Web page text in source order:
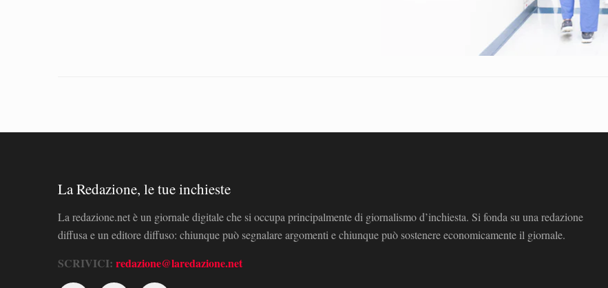
La Redazione, le tue inchieste
La redazione.net è un giornale digitale che si occupa principalmente di giornalismo d’inchiesta. Si fonda su una redazione
diffusa e un editore diffuso: chiunque può segnalare argomenti e chiunque può sostenere economicamente il giornale.
SCRIVICI: redazione@laredazione.net